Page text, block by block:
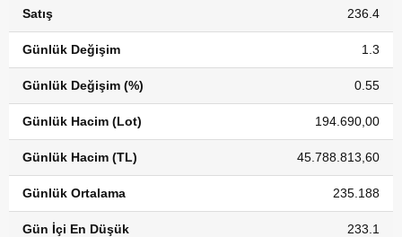
Satış 236.4
Günlük Değişim 1.3
Günlük Değişim (%) 0.55
Günlük Hacim (Lot) 194.690,00
Günlük Hacim (TL) 45.788.813,60
Günlük Ortalama 235.188
Gün İçi En Düşük 233.1